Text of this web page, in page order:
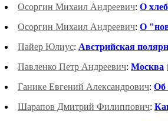
Осоргин Михаил Андреевич: О
Осоргин Михаил Андреевич: О
Пайер Юлиус: Австрийская
Павленко Петр Андреевич: Москва
Ганике Евгений Александрович: Об
Шарапов Дмитрий Филиппович: